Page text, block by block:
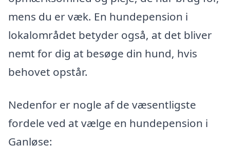
mens du er væk. En hundepension i
lokalområdet betyder også, at det bliver
nemt for dig at besøge din hund, hvis
behovet opstår.
Nedenfor er nogle af de væsentligste
fordele ved at vælge en hundepension i
Ganløse: